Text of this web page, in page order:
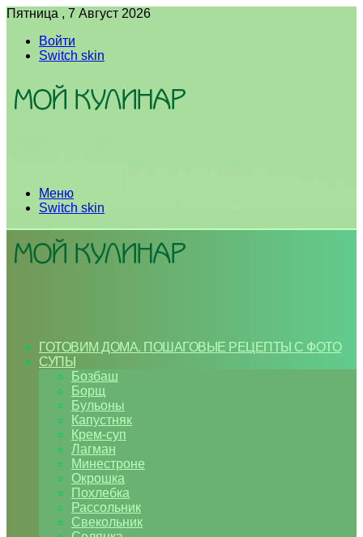
Пятница , 7 Август 2026
Войти
Switch skin
Меню
Switch skin
ГОТОВИМ ДОМА. ПОШАГОВЫЕ РЕЦЕПТЫ С ФОТО
СУПЫ
Бозбаш
Борщ
Бульоны
Капустняк
Крем-суп
Лагман
Минестроне
Окрошка
Похлебка
Рассольник
Свекольник